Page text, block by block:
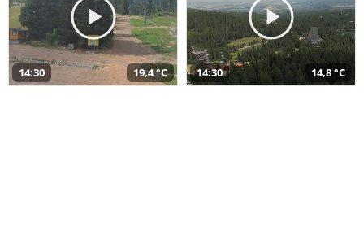
14:30 19,4 °C 14:30 14,8 °C